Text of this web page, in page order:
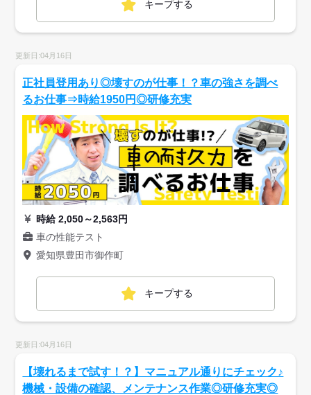
キープする
更新日:04月16日
正社員登用あり◎壊すのが仕事！？車の強さを調べ
るお仕事⇒時給1950円◎研修充実
時給 2,050～2,563円
車の性能テスト
愛知県豊田市御作町
キープする
更新日:04月16日
【壊れるまで試す！？】マニュアル通りにチェック♪
機械・設備の確認、メンテナンス作業◎研修充実◎